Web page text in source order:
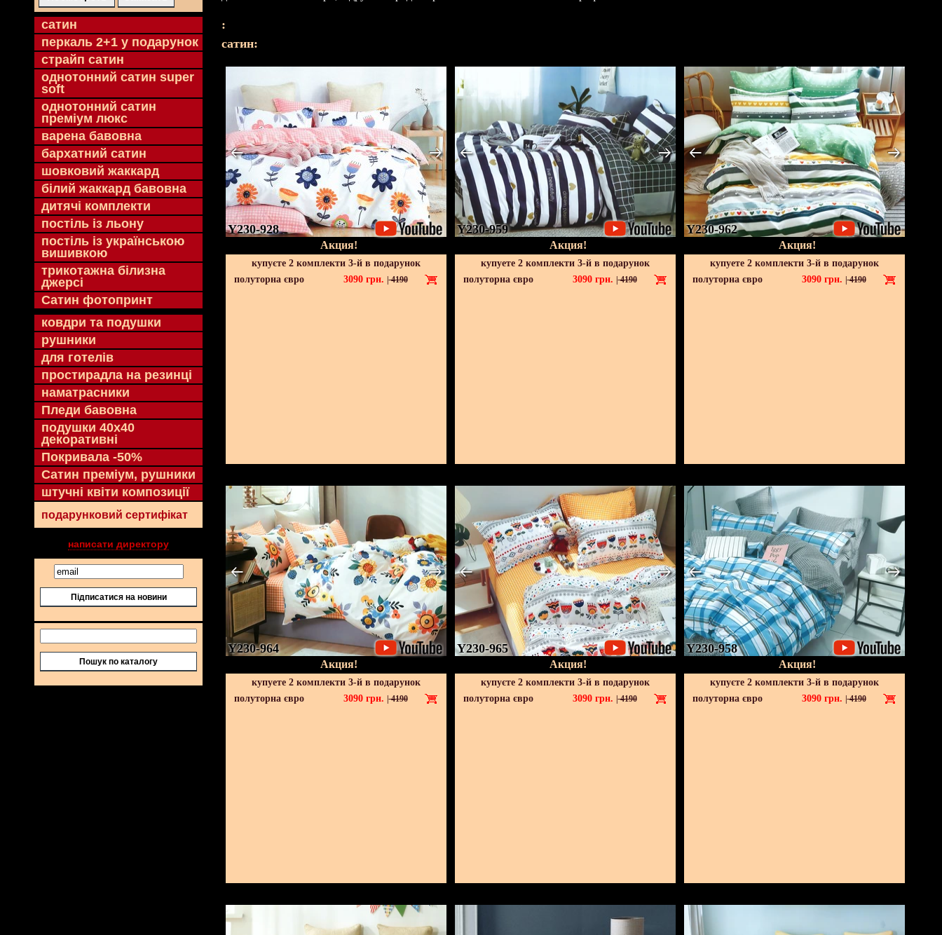
cатин
перкаль 2+1 у подарунок
страйп сатин
однотонний сатин super
soft
однотонний сатин
преміум люкс
варена бавовна
бархатний сатин
шовковий жаккард
білий жаккард бавовна
дитячі комплекти
постіль із льону
постіль із українською
вишивкою
трикотажна білизна
джерсі
Сатин фотопринт
ковдри та подушки
рушники
для готелів
простирадла на резинці
наматрасники
Пледи бавовна
подушки 40х40
декоративні
Покривала -50%
Сатин преміум, рушники
штучні квіти композиції
подарунковий сертифікат
написати директору
Підписатися на новини
Пошук по каталогу
:
cатин:
Y230-928
Акция!
купуєте 2 комплекти 3-й в подарунок
полуторна євро
3090 грн. |4190
Y230-959
Акция!
купуете 2 комплекти 3-й в подарунок
полуторна євро
3090 грн. |4190
Y230-962
Акция!
купуете 2 комплекти 3-й в подарунок
полуторна євро
3090 грн. |4190
Y230-964
Акция!
купуете 2 комплекти 3-й в подарунок
полуторна євро
3090 грн. |4190
Y230-965
Акция!
купуєте 2 комплекти 3-й в подарунок
полуторна євро
3090 грн. |4190
Y230-958
Акция!
купуєте 2 комплекти 3-й в подарунок
полуторна євро
3090 грн. |4190